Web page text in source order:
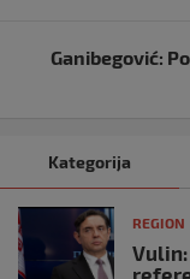
Ganibegović:
Kategorija
REGION